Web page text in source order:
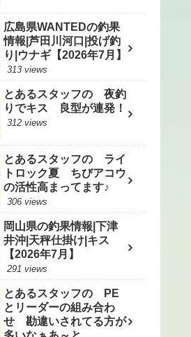
広島県WANTEDの釣果
情報|芦田川河口|投げ釣
り|ウナギ【2026年7月】
313 views
とあるスタッフの 夜釣
りでキス 良型が連発！
312 views
とあるスタッフの ライ
トロック夏 ちびアコウ
の活性高まってます♪
306 views
岡山県の釣果情報|下津
井沖|天秤仕掛け|キス
【2026年7月】
291 views
とあるスタッフの PE
とリーダーの組み合わ
せ 勘違いされてる方が